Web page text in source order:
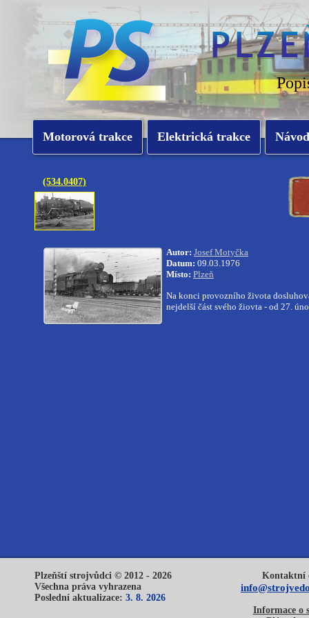
Motorová trakce Elektrická trakce
(534.0407)
Autor: Josef Motyčka
Datum: 09.03.1976
Místo: Plzeň
Na konci provozního života
nejdelší část svého žiovta - od 27.
Plzeňští strojvůdci © 2012 - 2026
Všechna práva vyhrazena
Poslední aktualizace: 3. 8. 2026
Kontaktní
Informace o